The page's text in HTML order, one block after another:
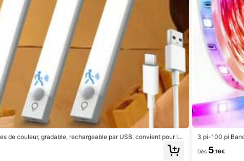
de couleur, gradable, rechargeable par USB, convient pour la
3 pi-100 pi
commande et
à coucher, la
Dès 5,16€